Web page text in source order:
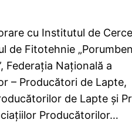
cu Institutul de
de Fitotehnie
Federația Națională a
– Producători de Lapte,
de Lapte şi
Producătorilor…